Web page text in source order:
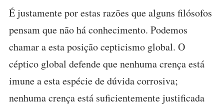
É justamente por estas razões que alguns filósofos
pensam que não há conhecimento. Podemos
chamar a esta posição cepticismo global. O
céptico global defende que nenhuma crença está
imune a esta espécie de dúvida corrosiva;
nenhuma crença está suficientemente justificada